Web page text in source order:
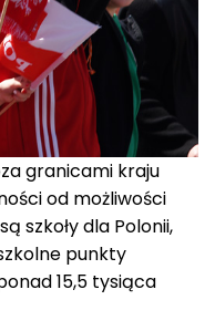
granicami kraju
od możliwości
szkoły dla Polonii,
punkty
15,5 tysiąca